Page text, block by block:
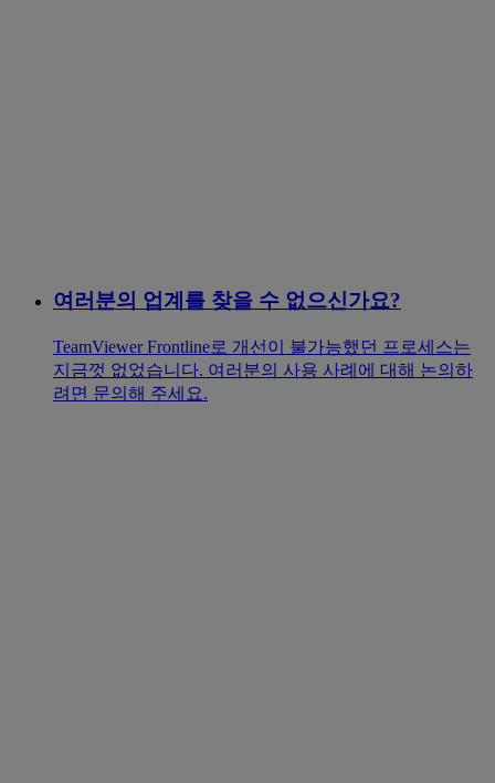
여러분의 업계를 찾을 수 없으신가요?
TeamViewer Frontline로 개선이 불가능했던 프로세스는
지금껏 없었습니다. 여러분의 사용 사례에 대해 논의하
려면 문의해 주세요.